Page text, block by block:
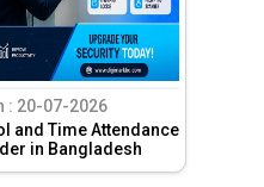
: 20-07-2026
and Time Attendance
in Bangladesh